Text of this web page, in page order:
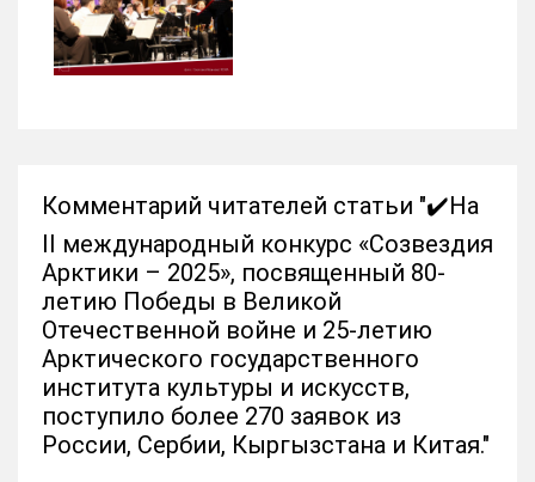
Комментарий читателей статьи "✔️На
II международный конкурс «Созвездия
Арктики – 2025», посвященный 80-
летию Победы в Великой
Отечественной войне и 25-летию
Арктического государственного
института культуры и искусств,
поступило более 270 заявок из
России, Сербии, Кыргызстана и Китая."